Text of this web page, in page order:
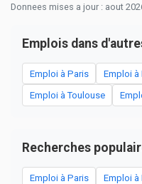
Donnees mises a jour : aout
Emplois dans
Emploi à Paris Emploi à
Emploi à Toulouse
Recherches
Emploi à Paris Emploi à